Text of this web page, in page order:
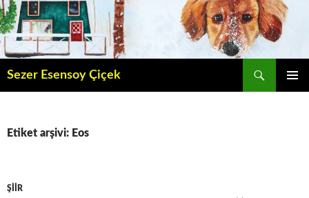
İçeriğe
atla
Sezer Esensoy Çiçek
Etiket arşivi: Eos
ŞIIR